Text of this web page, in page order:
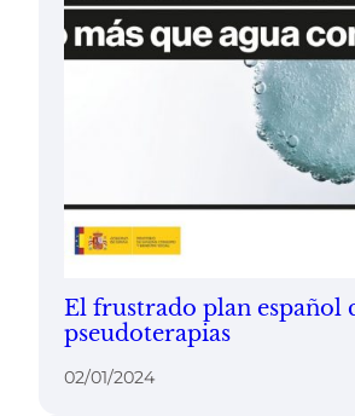
El frustrado plan español
pseudoterapias
02/01/2024